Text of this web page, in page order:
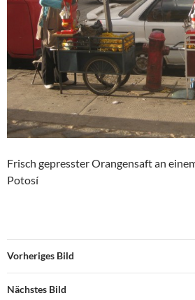
Frisch gepresster Orangensaft an
Potosí
Vorheriges Bild
Nächstes Bild